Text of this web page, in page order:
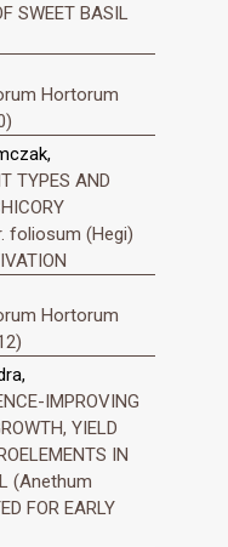
SWEET BASIL
Hortorum
TYPES AND
foliosum (Hegi)
Hortorum
IMPROVING
YIELD
IN
(Anethum
FOR EARLY